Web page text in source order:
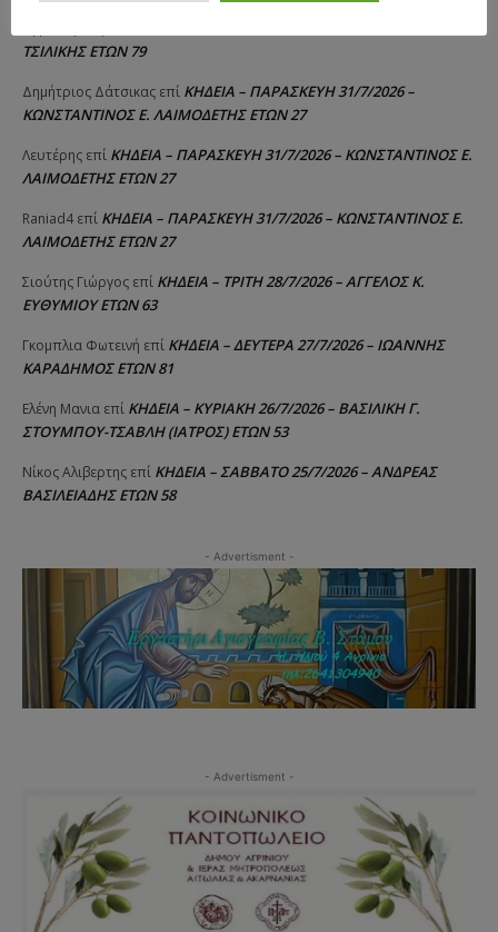
ΤΣΙΛΙΚΗΣ ΕΤΩΝ 79
Δημήτριος Δάτσικας επί ΚΗΔΕΙΑ – ΠΑΡΑΣΚΕΥΗ 31/7/2026 –
ΚΩΝΣΤΑΝΤΙΝΟΣ Ε. ΛΑΙΜΟΔΕΤΗΣ ΕΤΩΝ 27
Λευτέρης επί ΚΗΔΕΙΑ – ΠΑΡΑΣΚΕΥΗ 31/7/2026 – ΚΩΝΣΤΑΝΤΙΝΟΣ Ε.
ΛΑΙΜΟΔΕΤΗΣ ΕΤΩΝ 27
Raniad4 επί ΚΗΔΕΙΑ – ΠΑΡΑΣΚΕΥΗ 31/7/2026 – ΚΩΝΣΤΑΝΤΙΝΟΣ Ε.
ΛΑΙΜΟΔΕΤΗΣ ΕΤΩΝ 27
Σιούτης Γιώργος επί ΚΗΔΕΙΑ – ΤΡΙΤΗ 28/7/2026 – ΑΓΓΕΛΟΣ Κ.
ΕΥΘΥΜΙΟΥ ΕΤΩΝ 63
Γκομπλια Φωτεινή επί ΚΗΔΕΙΑ – ΔΕΥΤΕΡΑ 27/7/2026 – ΙΩΑΝΝΗΣ
ΚΑΡΑΔΗΜΟΣ ΕΤΩΝ 81
Ελένη Μανια επί ΚΗΔΕΙΑ – ΚΥΡΙΑΚΗ 26/7/2026 – ΒΑΣΙΛΙΚΗ Γ.
ΣΤΟΥΜΠΟΥ-ΤΣΑΒΛΗ (ΙΑΤΡΟΣ) ΕΤΩΝ 53
Νίκος Αλιβερτης επί ΚΗΔΕΙΑ – ΣΑΒΒΑΤΟ 25/7/2026 – ΑΝΔΡΕΑΣ
ΒΑΣΙΛΕΙΑΔΗΣ ΕΤΩΝ 58
- Advertisment -
- Advertisment -